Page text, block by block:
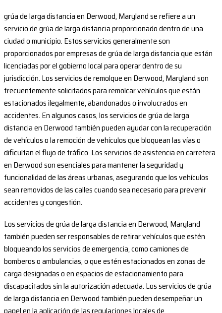
grúa de larga distancia en Derwood, Maryland se refiere a un
servicio de grúa de larga distancia proporcionado dentro de una
ciudad o municipio. Estos servicios generalmente son
proporcionados por empresas de grúa de larga distancia que están
licenciadas por el gobierno local para operar dentro de su
jurisdicción. Los servicios de remolque en Derwood, Maryland son
frecuentemente solicitados para remolcar vehículos que están
estacionados ilegalmente, abandonados o involucrados en
accidentes. En algunos casos, los servicios de grúa de larga
distancia en Derwood también pueden ayudar con la recuperación
de vehículos o la remoción de vehículos que bloquean las vías o
dificultan el flujo de tráfico. Los servicios de asistencia en carretera
en Derwood son esenciales para mantener la seguridad y
funcionalidad de las áreas urbanas, asegurando que los vehículos
sean removidos de las calles cuando sea necesario para prevenir
accidentes y congestión.
Los servicios de grúa de larga distancia en Derwood, Maryland
también pueden ser responsables de retirar vehículos que estén
bloqueando los servicios de emergencia, como camiones de
bomberos o ambulancias, o que estén estacionados en zonas de
carga designadas o en espacios de estacionamiento para
discapacitados sin la autorización adecuada. Los servicios de grúa
de larga distancia en Derwood también pueden desempeñar un